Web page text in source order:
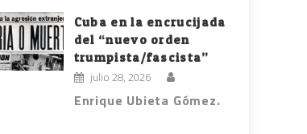
Cuba en la encrucijada
del “nuevo orden
trumpista/fascista”
julio 28, 2026
Enrique Ubieta Gómez.